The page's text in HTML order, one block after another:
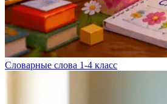
Словарные слова 1-4 класс